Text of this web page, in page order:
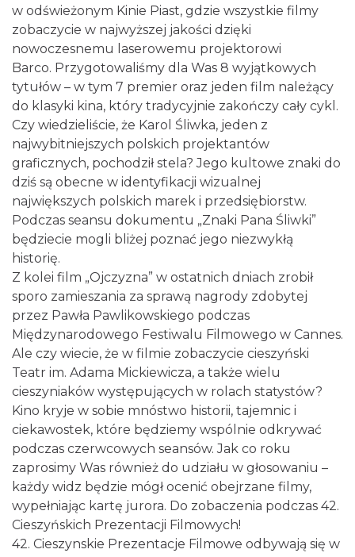
Cieszyn
0.03 km
2026-08-07
0.07 km
Cieszyn
2026-08-14
0.07 km
w odświeżonym Kinie Piast, gdzie wszystkie filmy
zobaczycie w najwyższej jakości dzięki
nowoczesnemu laserowemu projektorowi
Barco. Przygotowaliśmy dla Was 8 wyjątkowych
tytułów – w tym 7 premier oraz jeden film należący
do klasyki kina, który tradycyjnie zakończy cały cykl.
Czy wiedzieliście, że Karol Śliwka, jeden z
najwybitniejszych polskich projektantów
graficznych, pochodził stela? Jego kultowe znaki do
dziś są obecne w identyfikacji wizualnej
największych polskich marek i przedsiębiorstw.
Podczas seansu dokumentu „Znaki Pana Śliwki”
będziecie mogli bliżej poznać jego niezwykłą
historię.
Z kolei film „Ojczyzna” w ostatnich dniach zrobił
sporo zamieszania za sprawą nagrody zdobytej
przez Pawła Pawlikowskiego podczas
Międzynarodowego Festiwalu Filmowego w Cannes.
Ale czy wiecie, że w filmie zobaczycie cieszyński
Teatr im. Adama Mickiewicza, a także wielu
cieszyniaków występujących w rolach statystów?
Kino kryje w sobie mnóstwo historii, tajemnic i
ciekawostek, które będziemy wspólnie odkrywać
podczas czerwcowych seansów. Jak co roku
zaprosimy Was również do udziału w głosowaniu –
każdy widz będzie mógł ocenić obejrzane filmy,
wypełniając kartę jurora. Do zobaczenia podczas 42.
Cieszyńskich Prezentacji Filmowych!
42. Cieszynskie Prezentacje Filmowe odbywają się w